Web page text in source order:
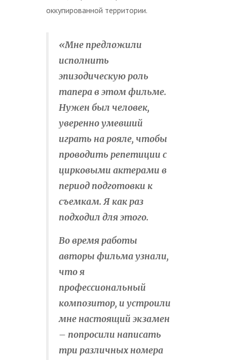
оккупированной территории.
«Мне предложили
исполнить
эпизодическую роль
тапера в этом фильме.
Нужен был человек,
уверенно умевший
играть на рояле, чтобы
проводить репетиции с
цирковыми актерами в
период подготовки к
съемкам. Я как раз
подходил для этого.
Во время работы
авторы фильма узнали,
что я
профессиональный
композитор, и устроили
мне настоящий экзамен
– попросили написать
три различных номера